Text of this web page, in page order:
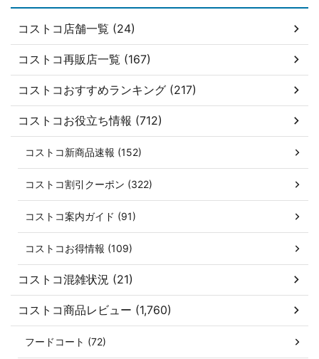
コストコ店舗一覧 (24)
コストコ再販店一覧 (167)
コストコおすすめランキング (217)
コストコお役立ち情報 (712)
コストコ新商品速報 (152)
コストコ割引クーポン (322)
コストコ案内ガイド (91)
コストコお得情報 (109)
コストコ混雑状況 (21)
コストコ商品レビュー (1,760)
フードコート (72)